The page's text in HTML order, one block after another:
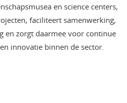
en science centers,
faciliteert samenwerking,
en zorgt daarmee voor continue
innovatie binnen de sector.